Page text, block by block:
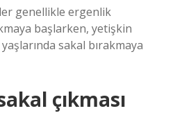
genellikle ergenlik
başlarken, yetişkin
sakal bırakmaya
çıkması